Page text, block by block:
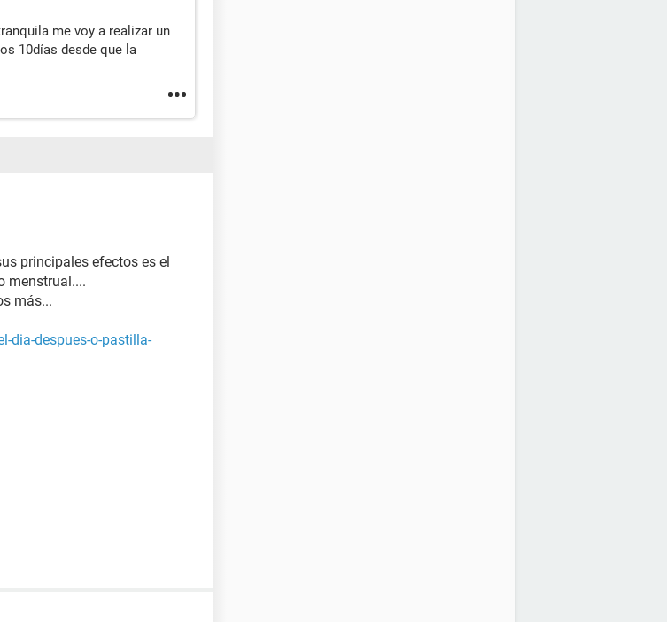
me voy a realizar un
10días desde que la
principales efectos es el
menstrual....
más...
dia-despues-o-pastilla-